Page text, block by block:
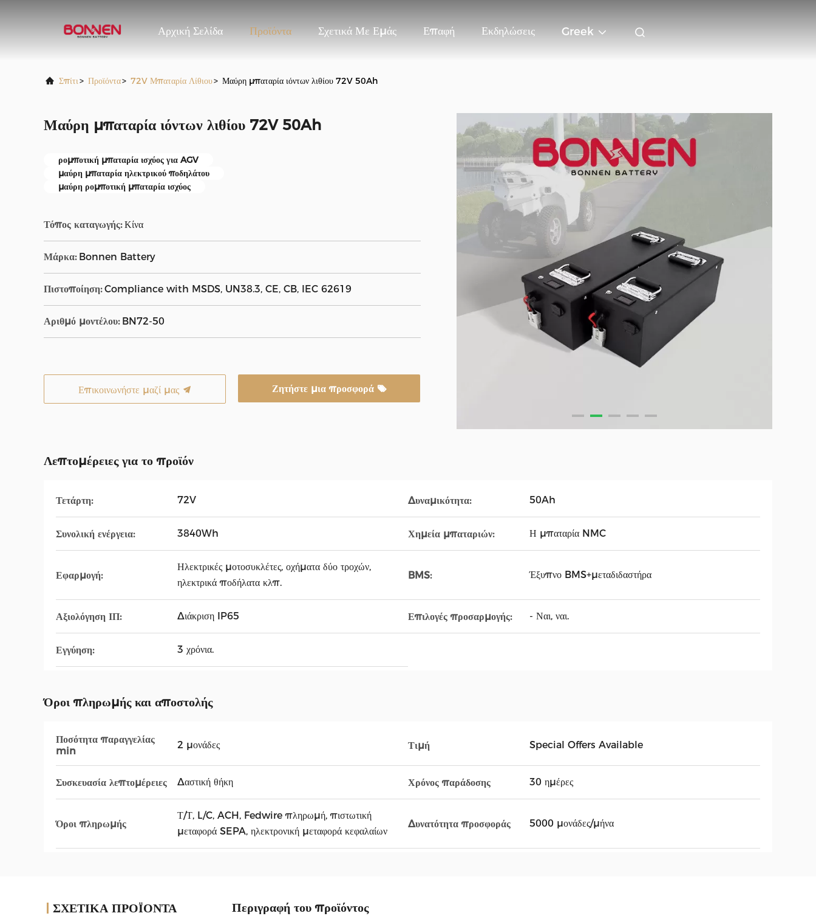
Αρχική Σελίδα Προϊόντα Σχετικά Με Εμάς Επαφή Εκδηλώσεις Greek
Σπίτι> Προϊόντα> 72V Μπαταρία Λίθιου> Μαύρη μπαταρία ιόντων λιθίου 72V 50Ah
Μαύρη μπαταρία ιόντων λιθίου 72V 50Ah
ρομποτική μπαταρία ισχύος για AGV
μαύρη μπαταρία ηλεκτρικού ποδηλάτου
μαύρη ρομποτική μπαταρία ισχύος
Τόπος καταγωγής: Κίνα
Μάρκα: Bonnen Battery
Πιστοποίηση: Compliance with MSDS, UN38.3, CE, CB, IEC 62619
Αριθμό μοντέλου: BN72-50
Επικοινωνήστε μαζί μας Ζητήστε μια προσφορά
Λεπτομέρειες για το προϊόν
Τετάρτη: 72V Δυναμικότητα: 50Ah
Συνολική ενέργεια: 3840Wh Χημεία μπαταριών: Η μπαταρία NMC
Εφαρμογή:
Ηλεκτρικές μοτοσυκλέτες, οχήματα δύο τροχών,
ηλεκτρικά ποδήλατα κλπ.
BMS: Έξυπνο BMS+μεταδιδαστήρα
Αξιολόγηση ΙΠ: Διάκριση IP65 Επιλογές προσαρμογής: - Ναι, ναι.
Εγγύηση: 3 χρόνια.
Όροι πληρωμής και αποστολής
Ποσότητα παραγγελίας
min
2 μονάδες Τιμή Special Offers Available
Συσκευασία λεπτομέρειες Δαστική θήκη Χρόνος παράδοσης 30 ημέρες
Όροι πληρωμής
Τ/Τ, L/C, ACH, Fedwire πληρωμή, πιστωτική
μεταφορά SEPA, ηλεκτρονική μεταφορά κεφαλαίων
Δυνατότητα προσφοράς 5000 μονάδες/μήνα
ΣΧΕΤΙΚΑ ΠΡΟΪΟΝΤΑ Περιγραφή του προϊόντος